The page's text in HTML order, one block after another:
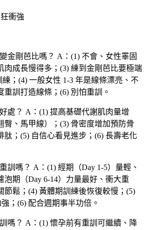
衝強
金剛芭比嗎？ A：(1) 不會、女性睪固
肉成長慢得多；(3) 練到金剛芭比要極端
；(4) 一般女性 1-3 年是線條漂亮、不
重訓打造線條；(6) 別怕重訓。
處？ A：(1) 提高基礎代謝肌肉量增
臀、馬甲線）；(3) 骨密度增加預防骨
肽；(5) 自信心看見進步；(6) 長壽老化
訓嗎？ A：(1) 經期（Day 1-5）量輕、
泡期（Day 6-14）力量最好、衝大重
節鬆；(4) 黃體期訓練後恢復較慢；(5)
；(6) 配合週期事半功倍。
嗎？ A：(1) 懷孕前有重訓可繼續、降